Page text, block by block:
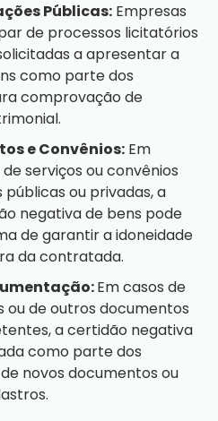
Públicas: Empresas
de processos licitatórios
a apresentar a
como parte dos
comprovação de
e Convênios: Em
serviços ou convênios
ou privadas, a
negativa de bens pode
de garantir a idoneidade
da contratada.
Em casos de
ou de outros documentos
a certidão negativa
como parte dos
novos documentos ou